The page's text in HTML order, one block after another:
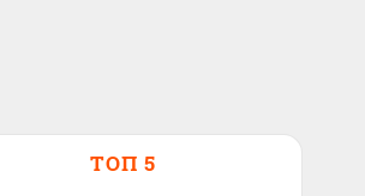
ТОП 5